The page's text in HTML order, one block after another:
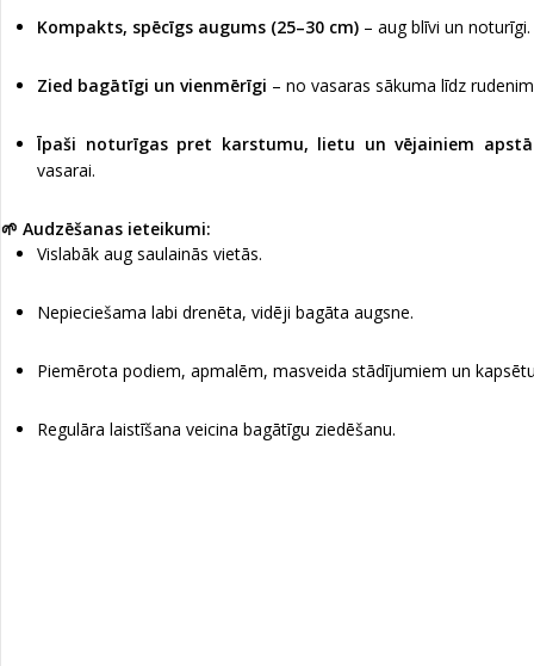
Kompakts, spēcīgs augums (25–30 cm) – aug blīvi un noturīgi.
Zied bagātīgi un vienmērīgi – no vasaras sākuma līdz
Īpaši noturīgas pret karstumu, lietu un vējainiem
vasarai.
🌱 Audzēšanas ieteikumi:
Vislabāk aug saulainās vietās.
Nepieciešama labi drenēta, vidēji bagāta augsne.
Piemērota podiem, apmalēm, masveida stādījumiem un
Regulāra laistīšana veicina bagātīgu ziedēšanu.